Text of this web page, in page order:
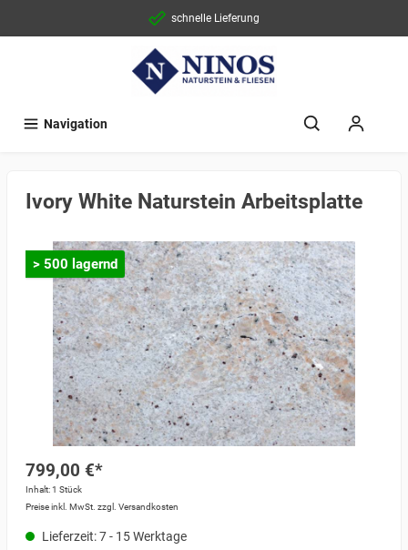
schnelle Lieferung
Navigation
Ivory White Naturstein Arbeitsplatte
> 500 lagernd
799,00 €*
Inhalt:1 Stück
Preise inkl. MwSt. zzgl. Versandkosten
Lieferzeit: 7 - 15 Werktage